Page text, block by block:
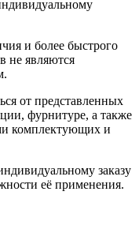
и более быстрого
не являются
от представленных
фурнитуре, а также
комплектующих и
заказу
её применения.